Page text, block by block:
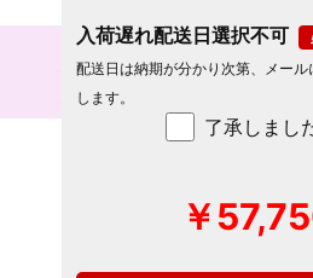
入荷遅れ配送日選択不可
了承しまし
配送日は納期が分かり次第、メール
します。
￥